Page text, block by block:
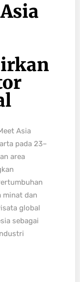
Asia
pada 23–
area
minat dan
global
sebagai